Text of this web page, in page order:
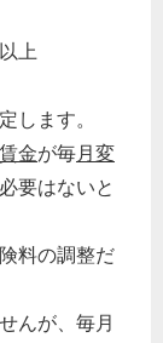
上
します。
賃金が毎月変
要はないと
料の調整だ
んが、毎月